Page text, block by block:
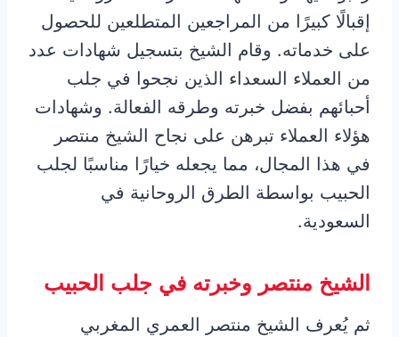
إقبالًا كبيرًا من المراجعين المتطلعين للحصول
على خدماته. وقام الشيخ بتسجيل شهادات عدد
من العملاء السعداء الذين نجحوا في جلب
أحبائهم بفضل خبرته وطرقه الفعالة. وشهادات
هؤلاء العملاء تبرهن على نجاح الشيخ منتصر
في هذا المجال، مما يجعله خيارًا مناسبًا لجلب
الحبيب بواسطة الطرق الروحانية في
السعودية.
الشيخ منتصر وخبرته في جلب الحبيب
ثم يُعرف الشيخ منتصر العمري المغربي